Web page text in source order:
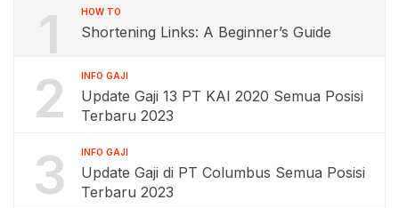
1 HOW TO
Shortening Links: A Beginner’s Guide
2 INFO GAJI
Update Gaji 13 PT KAI 2020 Semua Posisi
Terbaru 2023
3 INFO GAJI
Update Gaji di PT Columbus Semua Posisi
Terbaru 2023